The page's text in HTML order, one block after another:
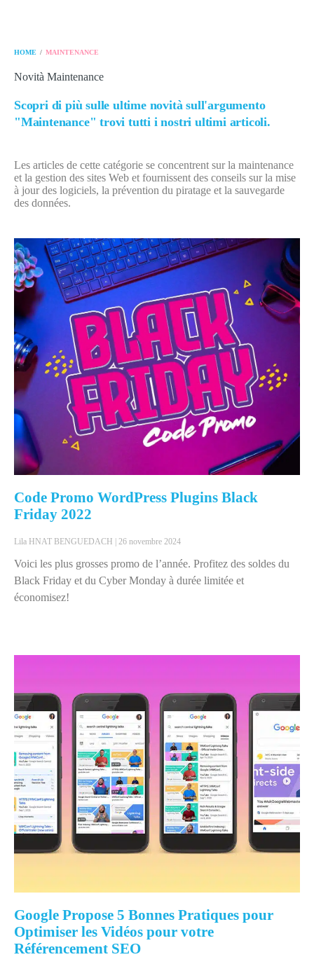
HOME / MAINTENANCE
Novità Maintenance
Scopri di più sulle ultime novità sull'argumento
"Maintenance" trovi tutti i nostri ultimi articoli.
Les articles de cette catégorie se concentrent sur la maintenance
et la gestion des sites Web et fournissent des conseils sur la mise
à jour des logiciels, la prévention du piratage et la sauvegarde
des données.
Code Promo WordPress Plugins Black
Friday 2022
Lila HNAT BENGUEDACH 26 novembre 2024
Voici les plus grosses promo de l’année. Profitez des soldes du
Black Friday et du Cyber Monday à durée limitée et
économisez!
Google Propose 5 Bonnes Pratiques pour
Optimiser les Vidéos pour votre
Référencement SEO